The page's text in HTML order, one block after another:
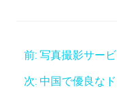
前: 写真撮影サー
次: 中国で優良な